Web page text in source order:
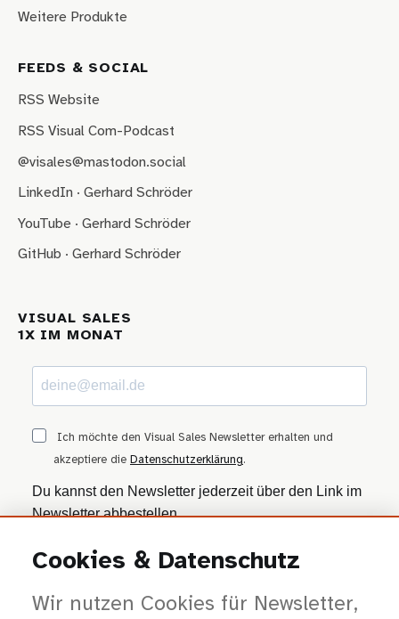
Weitere Produkte
FEEDS & SOCIAL
RSS Website
RSS Visual Com-Podcast
@visales@mastodon.social
LinkedIn · Gerhard Schröder
YouTube · Gerhard Schröder
GitHub · Gerhard Schröder
VISUAL SALES
1X IM MONAT
Ich möchte den Visual Sales Newsletter erhalten und
akzeptiere die Datenschutzerklärung.
Du kannst den Newsletter jederzeit über den Link im
Newsletter abbestellen.
ANMELDEN
Wir nutzen Brevo als Marketing-Plattform. Mit dem Absenden stimmst du zu, dass
deine Daten zur Bearbeitung an Brevo übertragen werden — gemäß der
Cookies & Datenschutz
Wir nutzen Cookies für Newsletter,